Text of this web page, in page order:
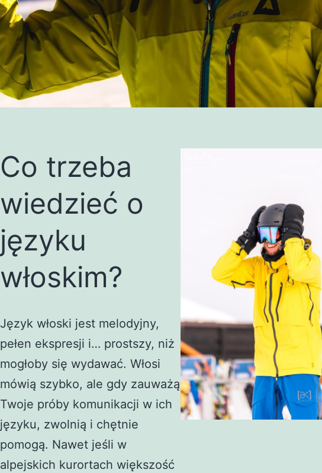
Co trzeba
wiedzieć o
języku
włoskim?
Język włoski jest melodyjny,
pełen ekspresji i… prostszy, niż
mogłoby się wydawać. Włosi
mówią szybko, ale gdy zauważą
Twoje próby komunikacji w ich
języku, zwolnią i chętnie
pomogą. Nawet jeśli w
alpejskich kurortach większość